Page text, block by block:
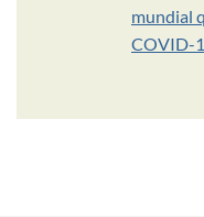
mundial
COVID-